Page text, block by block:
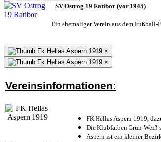
SV Ostrog 19 Ratibor (vor 1945)
Ein ehemaliger Verein aus dem Fußball-
×
×
Vereinsinformationen:
FK Hellas Aspern 1919,
Die Klubfarben Grün-Weiß
Aspern ist ein kleiner